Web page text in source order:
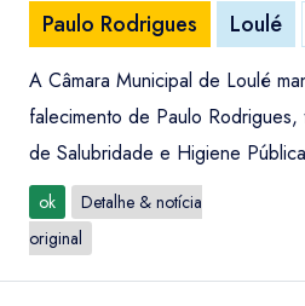
Paulo Rodrigues
Loulé
A Câmara Municipal de Loulé
falecimento de Paulo
de Salubridade e Higiene
ok
Detalhe & notícia
original